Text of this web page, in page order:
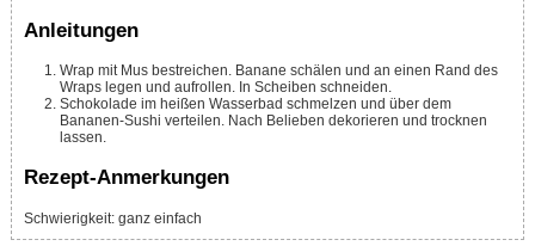
Anleitungen
Wrap mit Mus bestreichen. Banane schälen und an einen Rand des
Wraps legen und aufrollen. In Scheiben schneiden.
Schokolade im heißen Wasserbad schmelzen und über dem
Bananen-Sushi verteilen. Nach Belieben dekorieren und trocknen
lassen.
Rezept-Anmerkungen
Schwierigkeit: ganz einfach